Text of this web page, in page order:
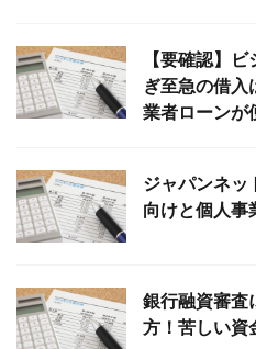
【要確認】
ぎ至急の借入
業者ローンが
ジャパンネッ
向けと個人事
銀行融資審査
方！苦しい資